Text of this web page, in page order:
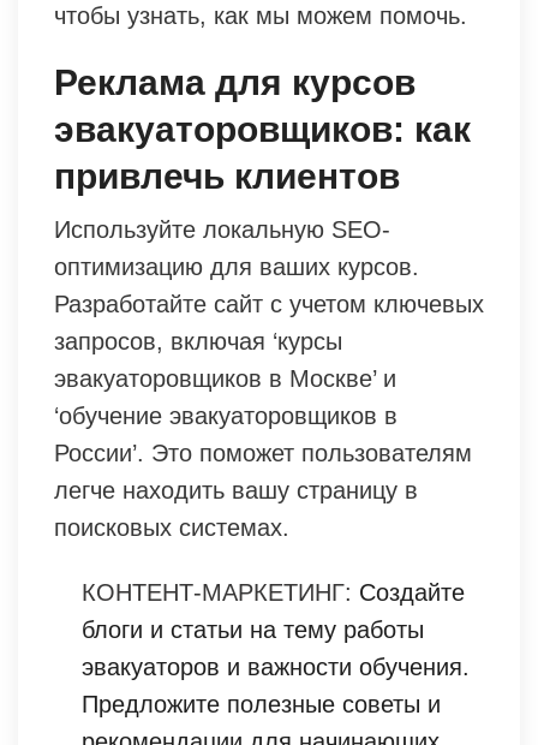
чтобы узнать, как мы можем помочь.
Реклама для курсов
эвакуаторовщиков: как
привлечь клиентов
Используйте локальную SEO-
оптимизацию для ваших курсов.
Разработайте сайт с учетом ключевых
запросов, включая ‘курсы
эвакуаторовщиков в Москве’ и
‘обучение эвакуаторовщиков в
России’. Это поможет пользователям
легче находить вашу страницу в
поисковых системах.
КОНТЕНТ-МАРКЕТИНГ: Создайте
блоги и статьи на тему работы
эвакуаторов и важности обучения.
Предложите полезные советы и